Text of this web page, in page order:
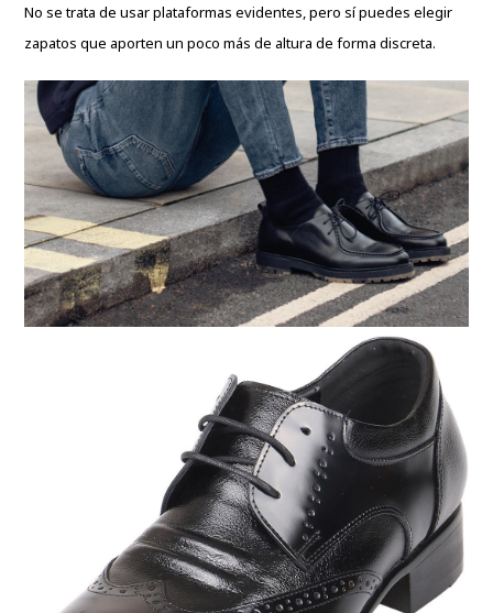
No se trata de usar plataformas evidentes, pero sí puedes elegir
zapatos que aporten un poco más de altura de forma discreta.